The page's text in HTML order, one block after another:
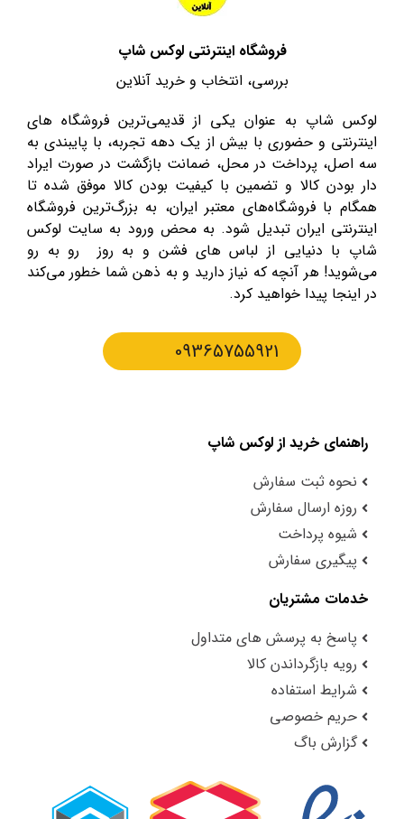
فروشگاه اینترنتی لوکس شاپ
بررسی، انتخاب و خرید آنلاین
لوکس شاپ به عنوان یکی از قدیمی‌ترین فروشگاه های
اینترنتی و حضوری با بیش از یک دهه تجربه، با پایبندی به
سه اصل، پرداخت در محل، ضمانت بازگشت در صورت ایراد
دار بودن کالا و تضمین با کیفیت بودن کالا موفق شده تا
همگام با فروشگاه‌های معتبر ایران، به بزرگ‌ترین فروشگاه
اینترنتی ایران تبدیل شود. به محض ورود به سایت لوکس
شاپ با دنیایی از لباس های فشن و به روز رو به رو
می‌شوید! هر آنچه که نیاز دارید و به ذهن شما خطور می‌کند
در اینجا پیدا خواهید کرد.
09365755921
راهنمای خرید از لوکس شاپ
نحوه ثبت سفارش
روزه ارسال سفارش
شیوه پرداخت
پیگیری سفارش
خدمات مشتریان
پاسخ به پرسش های متداول
رویه بازگرداندن کالا
شرایط استفاده
حریم خصوصی
گزارش باگ